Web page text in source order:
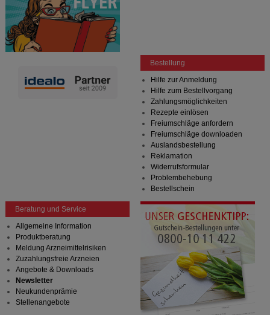
Bestellung
Hilfe zur Anmeldung
Hilfe zum Bestellvorgang
Zahlungsmöglichkeiten
Rezepte einlösen
Freiumschläge anfordern
Freiumschläge downloaden
Auslandsbestellung
Reklamation
Widerrufsformular
Problembehebung
Bestellschein
Beratung und Service
Allgemeine Information
Produktberatung
Meldung Arzneimittelrisiken
Zuzahlungsfreie Arzneien
Angebote & Downloads
Newsletter
Neukundenprämie
Stellenangebote